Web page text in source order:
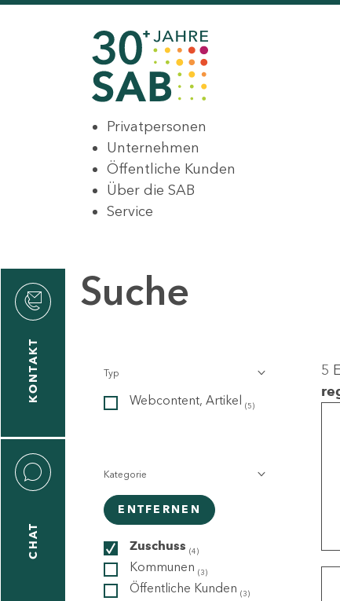
Privatpersonen
Unternehmen
Öffentliche Kunden
Über die SAB
Service
KONTAKT
CHAT
Suche
Typ
Webcontent, Artikel (5)
Kategorie
ENTFERNEN
Zuschuss (4)
Kommunen (3)
Öffentliche Kunden (3)
5